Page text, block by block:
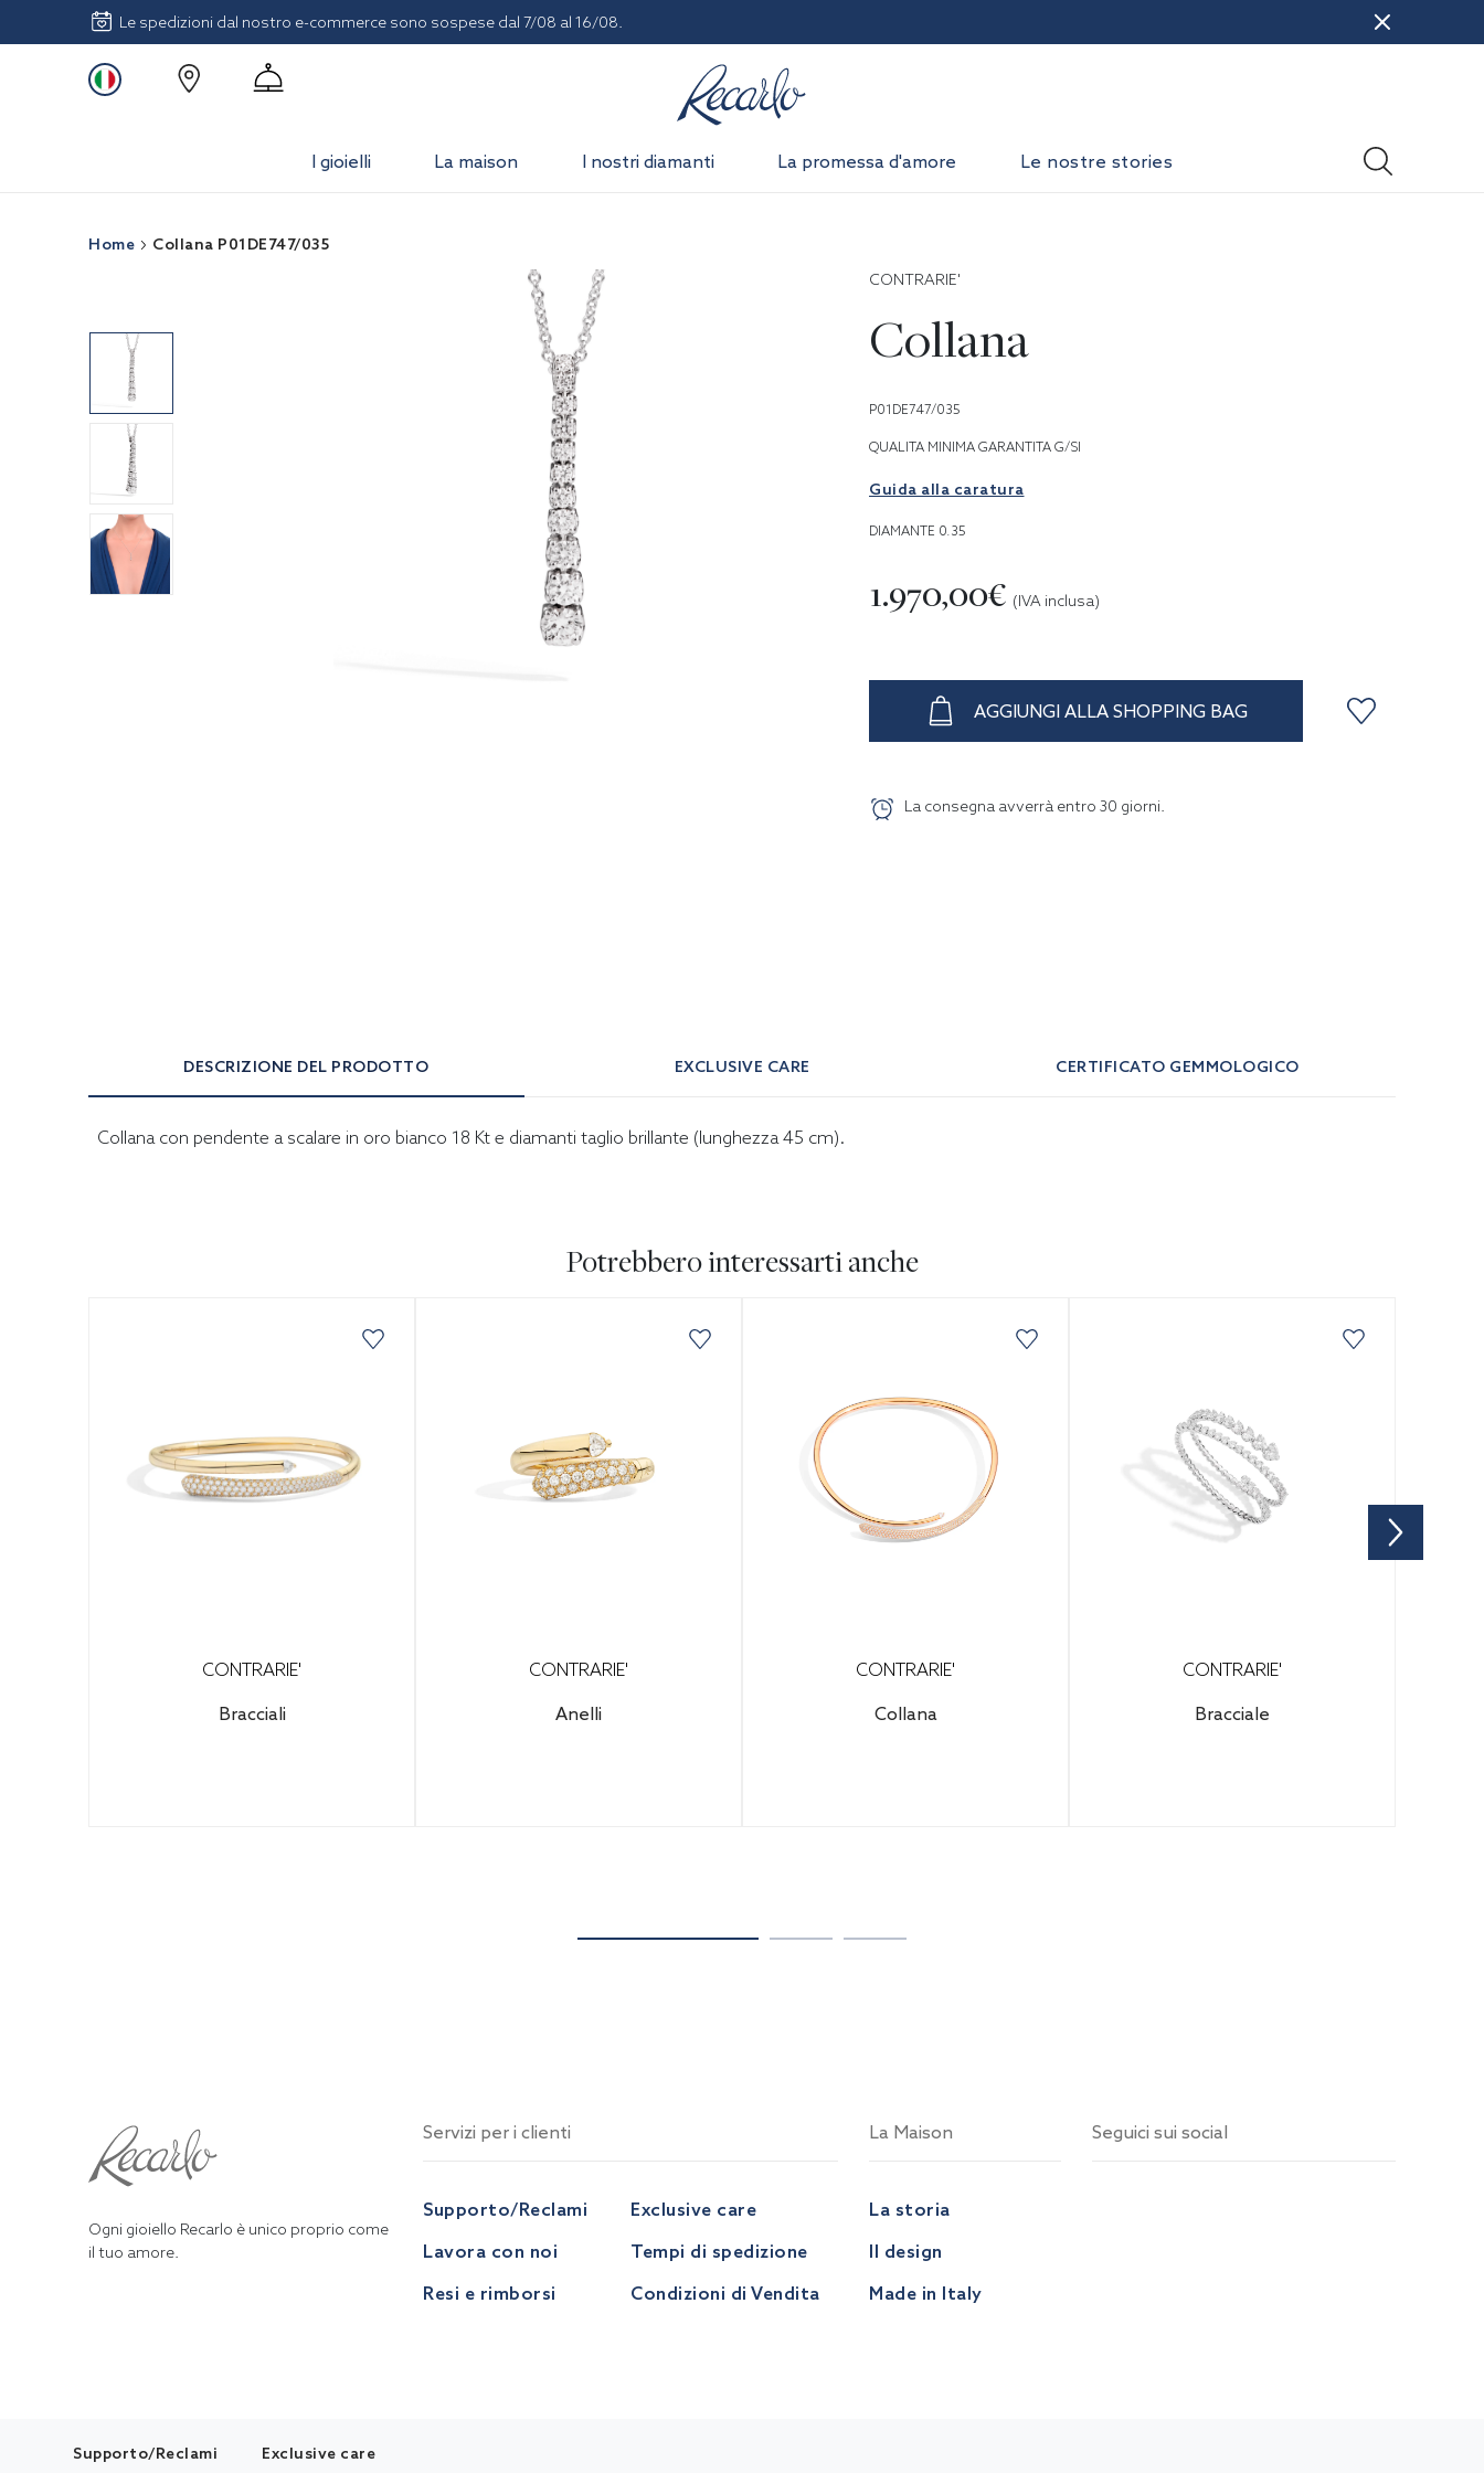
Le spedizioni dal nostro e-commerce sono sospese dal 7/08 al 16/08.
I gioielli La maison I nostri diamanti La promessa d'amore Le nostre stories
Home
Collana P01DE747/035
CONTRARIE'
Collana
P01DE747/035
QUALITA MINIMA GARANTITA G/SI
Guida alla caratura
DIAMANTE 0.35
1.970,00€ (IVA inclusa)
AGGIUNGI ALLA SHOPPING BAG
La consegna avverrà entro 30 giorni.
DESCRIZIONE DEL PRODOTTO EXCLUSIVE CARE CERTIFICATO GEMMOLOGICO
Collana con pendente a scalare in oro bianco 18 Kt e diamanti taglio brillante (lunghezza 45 cm).
Potrebbero interessarti anche
CONTRARIE'
Bracciali
CONTRARIE'
Anelli
CONTRARIE'
Collana
CONTRARIE'
Bracciale
Ogni gioiello Recarlo è unico proprio come
il tuo amore.
Servizi per i clienti
Supporto/Reclami
Exclusive care
Lavora con noi
Tempi di spedizione
Resi e rimborsi
Condizioni di Vendita
La Maison
La storia
Il design
Made in Italy
Seguici sui social
Supporto/Reclami Exclusive care